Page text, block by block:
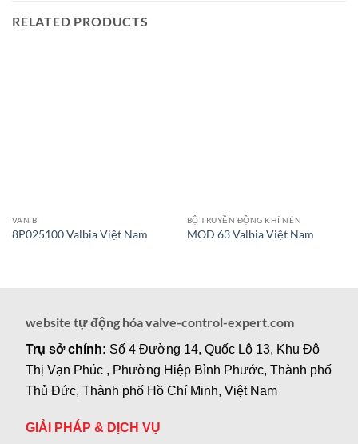
RELATED PRODUCTS
VAN BI
8P025100 Valbia Việt Nam
BỘ TRUYỀN ĐỘNG KHÍ NÉN
MOD 63 Valbia Việt Nam
website tự động hóa valve-control-expert.com
Trụ sở chính: Số 4 Đường 14, Quốc Lộ 13, Khu Đô
Thị Vạn Phúc , Phường Hiệp Bình Phước, Thành phố
Thủ Đức, Thành phố Hồ Chí Minh, Việt Nam
GIẢI PHÁP & DỊCH VỤ